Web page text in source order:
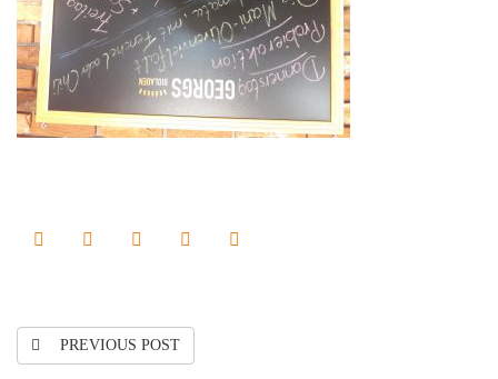
PREVIOUS POST